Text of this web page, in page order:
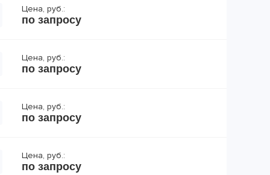
Цена, руб.:
по запросу
Цена, руб.:
по запросу
Цена, руб.:
по запросу
Цена, руб.:
по запросу